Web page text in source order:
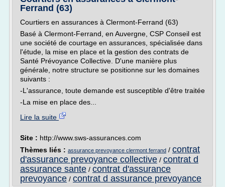
Ferrand (63)
Courtiers en assurances à Clermont-Ferrand (63)
Basé à Clermont-Ferrand, en Auvergne, CSP Conseil est
une société de courtage en assurances, spécialisée dans
l'étude, la mise en place et la gestion des contrats de
Santé Prévoyance Collective. D'une manière plus
générale, notre structure se positionne sur les domaines
suivants :
-L'assurance, toute demande est susceptible d'être traitée
-La mise en place des...
Lire la suite
Site : http://www.sws-assurances.com
Thèmes liés : assurance prevoyance clermont ferrand / contrat
d'assurance prevoyance collective / contrat d
assurance sante / contrat d'assurance
prevoyance / contrat d assurance prevoyance